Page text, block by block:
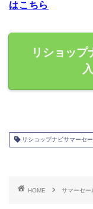
はこちら
リショップ
リショップナビサマーセ
HOME サマーセー